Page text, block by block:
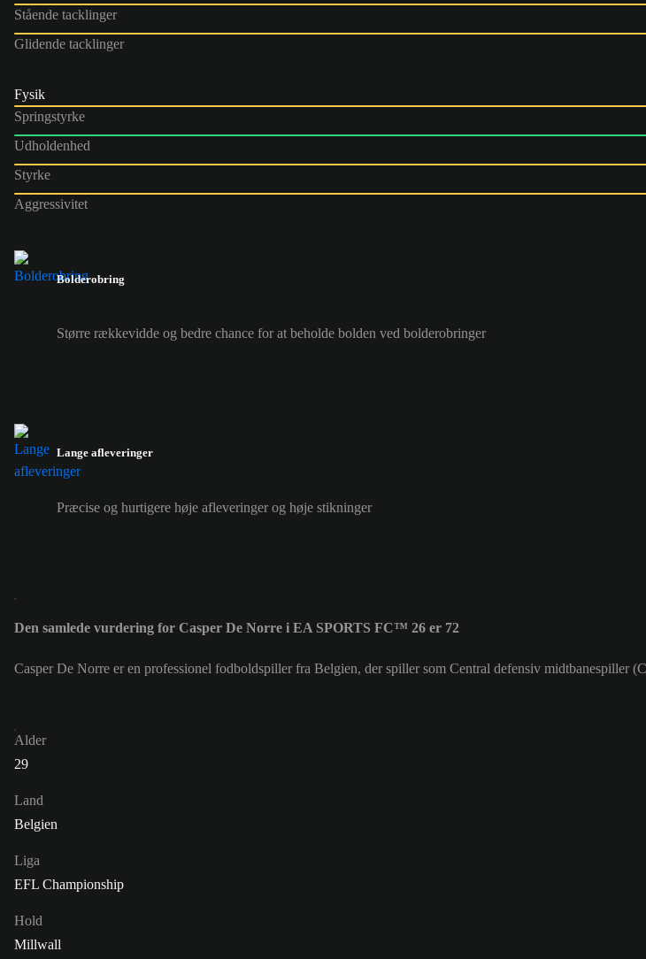
Stående tacklinger
Glidende tacklinger
Fysik
Springstyrke
Udholdenhed
Styrke
Aggressivitet
Bolderobring
Større rækkevidde og bedre chance for at beholde bolden ved bolderobringer
Lange afleveringer
Præcise og hurtigere høje afleveringer og høje stikninger
Den samlede vurdering for Casper De Norre i EA SPORTS FC™ 26 er 72
Casper De Norre er en professionel fodboldspiller fra Belgien, der spiller som Central defensiv
Alder
29
Land
Belgien
Liga
EFL Championship
Hold
Millwall